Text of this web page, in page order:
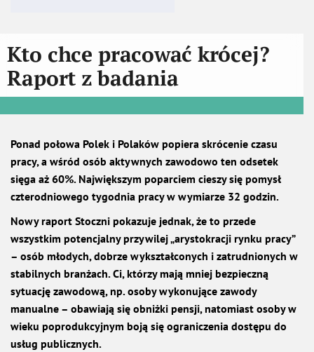
Kto chce pracować krócej?
Raport z badania
Ponad połowa Polek i Polaków popiera skrócenie czasu
pracy, a wśród osób aktywnych zawodowo ten odsetek
sięga aż 60%. Największym poparciem cieszy się pomysł
czterodniowego tygodnia pracy w wymiarze 32 godzin.
Nowy raport Stoczni pokazuje jednak, że to przede
wszystkim potencjalny przywilej „arystokracji rynku pracy”
– osób młodych, dobrze wykształconych i zatrudnionych w
stabilnych branżach. Ci, którzy mają mniej bezpieczną
sytuację zawodową, np. osoby wykonujące zawody
manualne – obawiają się obniżki pensji, natomiast osoby w
wieku poprodukcyjnym boją się ograniczenia dostępu do
usług publicznych.